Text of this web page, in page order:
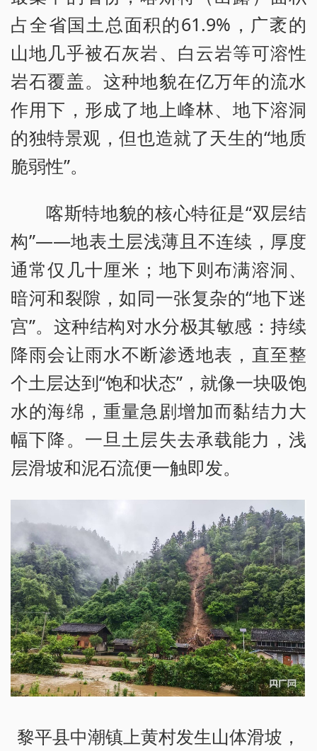
占全省国土总面积的61.9%，广袤的
山地几乎被石灰岩、白云岩等可溶性
岩石覆盖。这种地貌在亿万年的流水
作用下，形成了地上峰林、地下溶洞
的独特景观，但也造就了天生的“地质
脆弱性”。
喀斯特地貌的核心特征是“双层结
构”——地表土层浅薄且不连续，厚度
通常仅几十厘米；地下则布满溶洞、
暗河和裂隙，如同一张复杂的“地下迷
宫”。这种结构对水分极其敏感：持续
降雨会让雨水不断渗透地表，直至整
个土层达到“饱和状态”，就像一块吸饱
水的海绵，重量急剧增加而黏结力大
幅下降。一旦土层失去承载能力，浅
层滑坡和泥石流便一触即发。
黎平县中潮镇上黄村发生山体滑坡，